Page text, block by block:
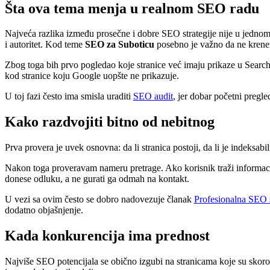
Šta ova tema menja u realnom SEO radu
Najveća razlika između prosečne i dobre SEO strategije nije u
i autoritet. Kod teme SEO za Suboticu posebno je važno da ne
Zbog toga bih prvo pogledao koje stranice već imaju prikaze u
kod stranice koju Google uopšte ne prikazuje.
U toj fazi često ima smisla uraditi SEO audit, jer dobar početni
Kako razdvojiti bitno od nebitnog
Prva provera je uvek osnovna: da li stranica postoji, da li je
Nakon toga proveravam nameru pretrage. Ako korisnik traži
donese odluku, a ne gurati ga odmah na kontakt.
U vezi sa ovim često se dobro nadovezuje članak Profesionalna
dodatno objašnjenje.
Kada konkurencija ima prednost
Najviše SEO potencijala se obično izgubi na stranicama koje su